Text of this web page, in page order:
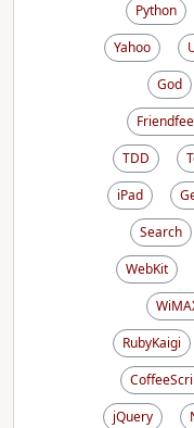
Python
Yahoo
God
TDD
iPad
Search
WebKit
RubyKaigi
jQuery